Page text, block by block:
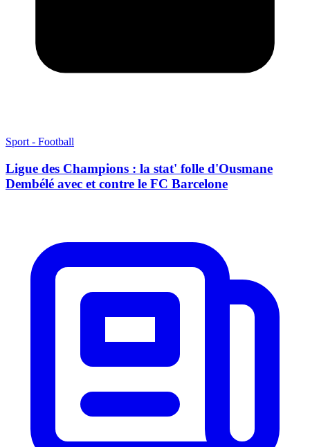
Sport - Football
Ligue des Champions : la stat' folle d'Ousmane
Dembélé avec et contre le FC Barcelone